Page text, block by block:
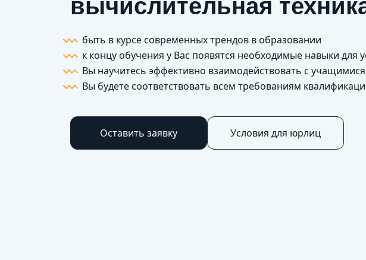
вычислительная
быть в курсе современных трендов в образовании
к концу обучения у Вас появятся необходимые навыки для
Вы научитесь эффективно взаимодействовать с
Вы будете соответствовать всем требованиям
Оставить заявку Условия для юрлиц